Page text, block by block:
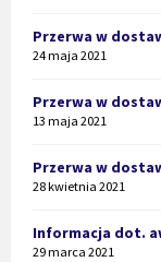
Przerwa w
24 maja 2021
Przerwa w
13 maja 2021
Przerwa w
28 kwietnia 2021
Informacja dot.
29 marca 2021